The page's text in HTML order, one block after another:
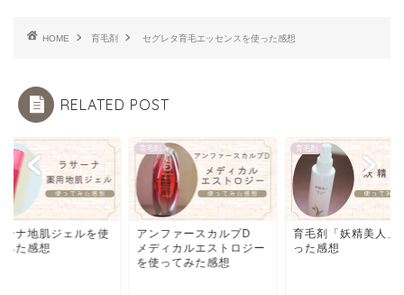
HOME 育毛剤 セグレタ育毛エッセンスを使った感想
RELATED POST
ファースカルプD
ィカルエストロジー
育毛剤「妖精美人」を使
った感想
育毛剤
ラサーナ地肌ジェル
ってみた感想